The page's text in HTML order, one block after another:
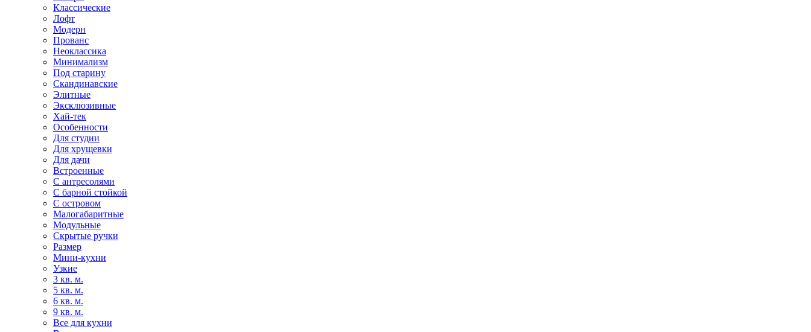
Классические
Лофт
Модерн
Прованс
Неоклассика
Минимализм
Под старину
Скандинавские
Элитные
Эксклюзивные
Хай-тек
Особенности
Для студии
Для хрущевки
Для дачи
Встроенные
С антресолями
С барной стойкой
С островом
Малогабаритные
Модульные
Скрытые ручки
Размер
Мини-кухни
Узкие
3 кв. м.
5 кв. м.
6 кв. м.
9 кв. м.
Все для кухни